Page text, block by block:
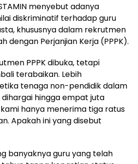
menyebut adanya
diskriminatif terhadap guru
khususnya dalam rekrutmen
dengan Perjanjian Kerja (PPPK).
PPPK dibuka, tetapi
terabaikan. Lebih
tenaga non-pendidik dalam
hingga empat juta
hanya menerima tiga ratus
Apakah ini yang disebut
banyaknya guru yang telah